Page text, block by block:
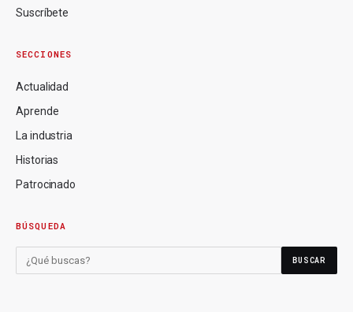
Suscríbete
SECCIONES
Actualidad
Aprende
La industria
Historias
Patrocinado
BÚSQUEDA
BUSCAR